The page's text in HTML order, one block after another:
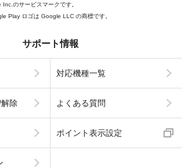
のサービスマークです。
Play ロゴは Google LLC の商標です。
サポート情報
対応機種一覧
除 よくある質問
ポイント表示設定